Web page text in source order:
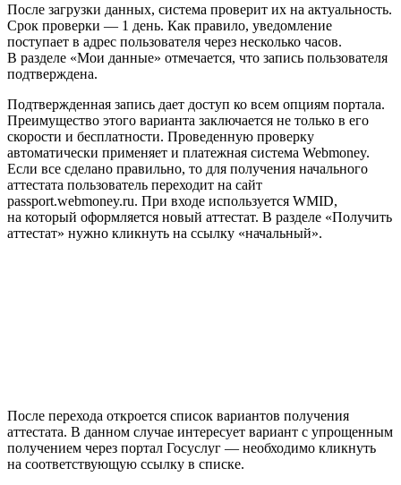
После загрузки данных, система проверит их на актуальность.
Срок проверки — 1 день. Как правило, уведомление
поступает в адрес пользователя через несколько часов.
В разделе «Мои данные» отмечается, что запись пользователя
подтверждена.
Подтвержденная запись дает доступ ко всем опциям портала.
Преимущество этого варианта заключается не только в его
скорости и бесплатности. Проведенную проверку
автоматически применяет и платежная система Webmoney.
Если все сделано правильно, то для получения начального
аттестата пользователь переходит на сайт
passport.webmoney.ru. При входе используется WMID,
на который оформляется новый аттестат. В разделе «Получить
аттестат» нужно кликнуть на ссылку «начальный».
После перехода откроется список вариантов получения
аттестата. В данном случае интересует вариант с упрощенным
получением через портал Госуслуг — необходимо кликнуть
на соответствующую ссылку в списке.